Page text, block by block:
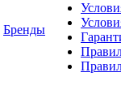
Бренды